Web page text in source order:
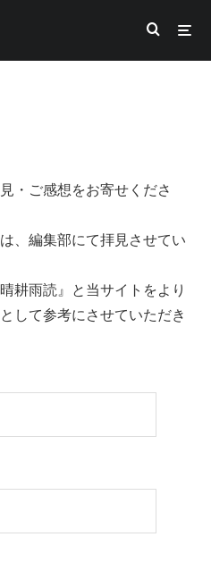
・ご感想をお寄せくださ
、編集部にて拝見させてい
耕雨読』と当サイトをより
して参考にさせていただき